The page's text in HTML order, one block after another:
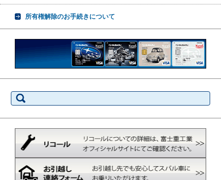
所有権解除のお手続きについて
索: